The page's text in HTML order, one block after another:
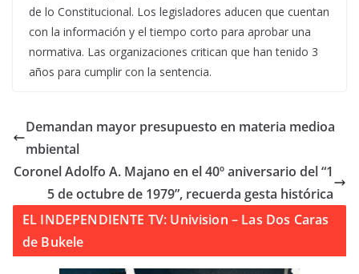
de lo Constitucional. Los legisladores aducen que cuentan
con la información y el tiempo corto para aprobar una
normativa. Las organizaciones critican que han tenido 3
años para cumplir con la sentencia.
Demandan mayor presupuesto en materia medioa
mbiental
Coronel Adolfo A. Majano en el 40º aniversario del “1
5 de octubre de 1979”, recuerda gesta histórica
EL INDEPENDIENTE TV: Univision – Las Dos Caras
de Bukele